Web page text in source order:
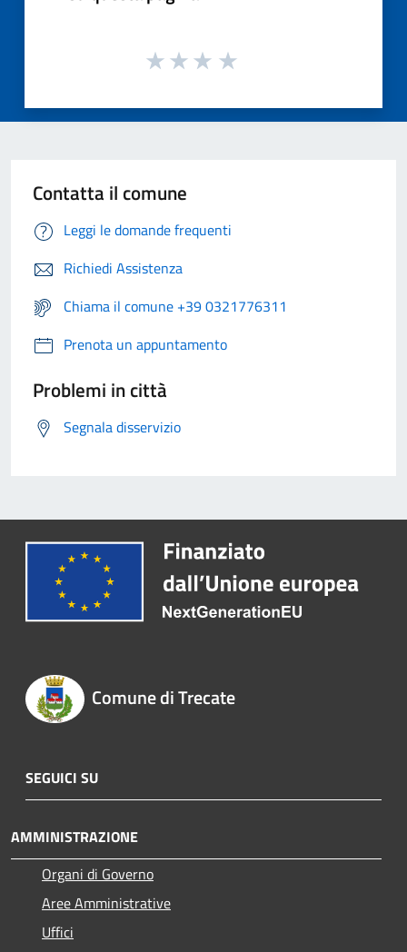
Contatta il comune
Leggi le domande frequenti
Richiedi Assistenza
Chiama il comune +39 0321776311
Prenota un appuntamento
Problemi in città
Segnala disservizio
Comune di Trecate
SEGUICI SU
AMMINISTRAZIONE
Organi di Governo
Aree Amministrative
Uffici